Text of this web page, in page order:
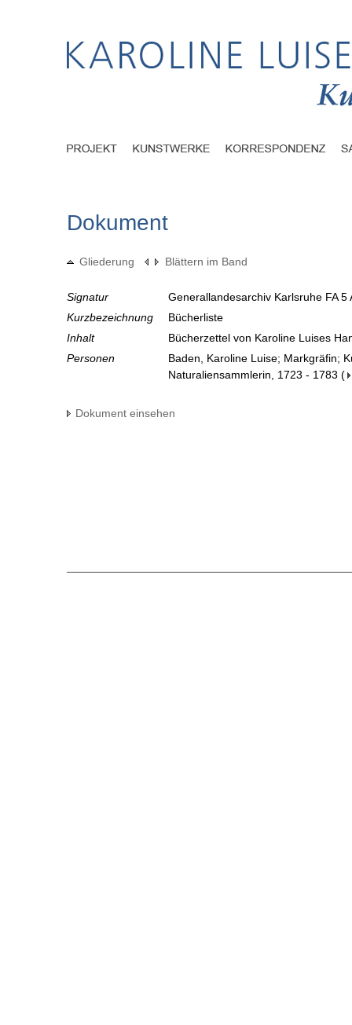
Dokument
Gliederung Blättern im Band
Signatur
Generallandesarchiv Karlsruhe FA
Kurzbezeichnung
Bücherliste
Inhalt
Bücherzettel von Karoline Luises
Personen
Baden, Karoline Luise; Markgräfin;
Naturaliensammlerin, 1723 - 1783 (
Dokument einsehen